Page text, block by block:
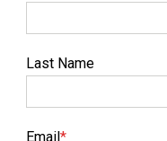
Last Name
Email*